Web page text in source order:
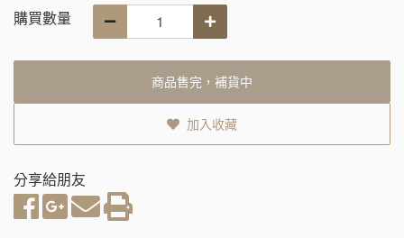
購買數量
商品售完，補貨中
加入收藏
分享給朋友